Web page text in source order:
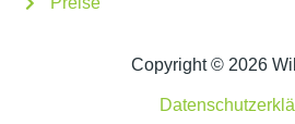
Copyright © 2026